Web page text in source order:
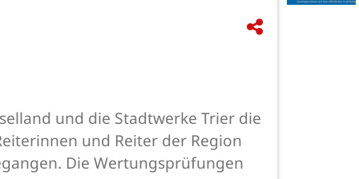
und die Stadtwerke Trier die
und Reiter der Region
Die Wertungsprüfungen